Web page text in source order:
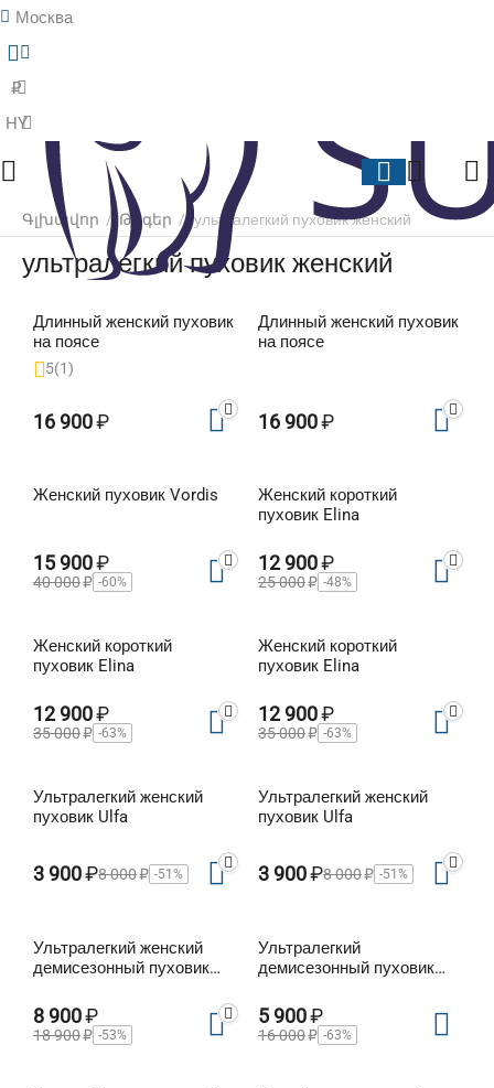
Москва
₽
HY
Գլխավոր / Թեգեր / ультралегкий пуховик женский
ультралегкий пуховик женский
Длинный женский пуховик
на поясе
5(1)
16 900₽
Длинный женский пуховик
на поясе
16 900₽
Женский пуховик Vordis
15 900₽
40 000₽ -60%
Женский короткий
пуховик Elina
12 900₽
25 000₽ -48%
Женский короткий
пуховик Elina
12 900₽
35 000₽ -63%
Женский короткий
пуховик Elina
12 900₽
35 000₽ -63%
Ультралегкий женский
пуховик Ulfa
3 900₽8 000₽ -51%
Ультралегкий женский
пуховик Ulfa
3 900₽8 000₽ -51%
Ультралегкий женский
демисезонный пуховик
8 900₽
18 900₽ -53%
Ультралегкий
демисезонный пуховик
5 900₽
16 000₽ -63%